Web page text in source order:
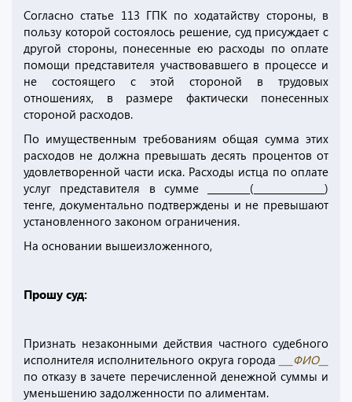
Согласно статье 113 ГПК по ходатайству стороны, в
пользу которой состоялось решение, суд присуждает с
другой стороны, понесенные ею расходы по оплате
помощи представителя участвовавшего в процессе и
не состоящего с этой стороной в трудовых
отношениях, в размере фактически понесенных
стороной расходов.
По имущественным требованиям общая сумма этих
расходов не должна превышать десять процентов от
удовлетворенной части иска. Расходы истца по оплате
услуг представителя в сумме _________(_______________)
тенге, документально подтверждены и не превышают
установленного законом ограничения.
На основании вышеизложенного,
Прошу суд:
Признать незаконными действия частного судебного
исполнителя исполнительного округа города
___ФИО__
по отказу в зачете перечисленной денежной суммы и
уменьшению задолженности по алиментам.